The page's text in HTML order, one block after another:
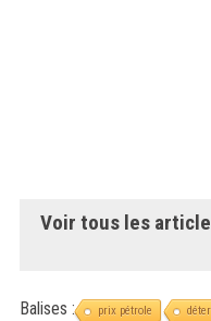
Voir tous les
Balises : prix pétrole